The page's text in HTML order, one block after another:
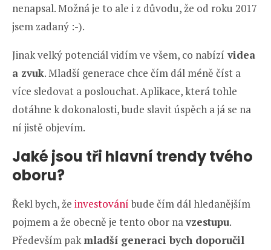
nenapsal. Možná je to ale i z důvodu, že od roku 2017
jsem zadaný :-).
Jinak velký potenciál vidím ve všem, co nabízí videa
a zvuk. Mladší generace chce čím dál méně číst a
více sledovat a poslouchat. Aplikace, která tohle
dotáhne k dokonalosti, bude slavit úspěch a já se na
ní jistě objevím.
Jaké jsou tři hlavní trendy tvého
oboru?
Řekl bych, že investování bude čím dál hledanějším
pojmem a že obecně je tento obor navzestupu.
Především pakmladší generaci bych doporučil